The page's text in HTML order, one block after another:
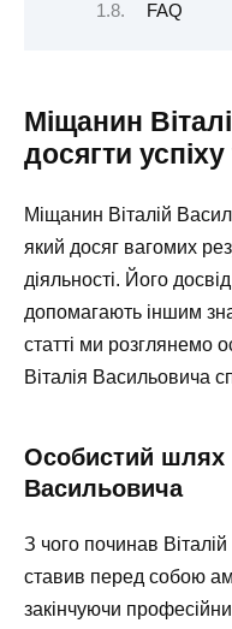
FAQ
Міщанин
досягти
Міщанин Віталій
який досяг вагомих
діяльності. Його
допомагають іншим
статті ми розглянемо
Віталія Васильовича
Особистий шлях
Васильовича
З чого починав
ставив перед собою
закінчуючи